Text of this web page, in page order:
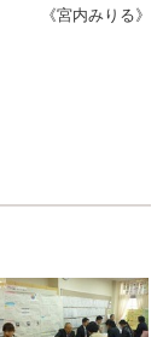
《宮内みりる》